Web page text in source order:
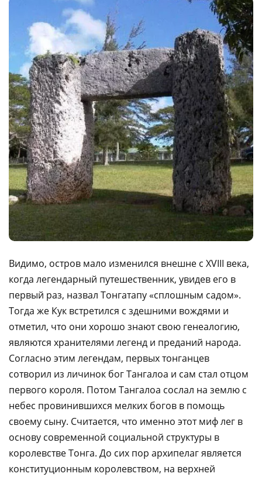
Видимо, остров мало изменился внешне с XVIII века,
когда легендарный путешественник, увидев его в
первый раз, назвал Тонгатапу «сплошным садом».
Тогда же Кук встретился с здешними вождями и
отметил, что они хорошо знают свою генеалогию,
являются хранителями легенд и преданий народа.
Согласно этим легендам, первых тонганцев
сотворил из личинок бог Тангалоа и сам стал отцом
первого короля. Потом Тангалоа сослал на землю с
небес провинившихся мелких богов в помощь
своему сыну. Считается, что именно этот миф лег в
основу современной социальной структуры в
королевстве Тонга. До сих пор архипелаг является
конституционным королевством, на верхней